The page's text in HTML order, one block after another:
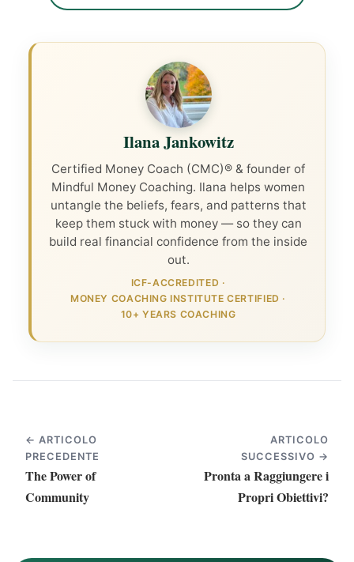
Ilana Jankowitz
Certified Money Coach (CMC)® & founder of
Mindful Money Coaching. Ilana helps women
untangle the beliefs, fears, and patterns that
keep them stuck with money — so they can
build real financial confidence from the inside
out.
ICF-ACCREDITED ·
MONEY COACHING INSTITUTE CERTIFIED ·
10+ YEARS COACHING
← ARTICOLO
PRECEDENTE
The Power of
Community
ARTICOLO
SUCCESSIVO →
Pronta a Raggiungere i
Propri Obiettivi?